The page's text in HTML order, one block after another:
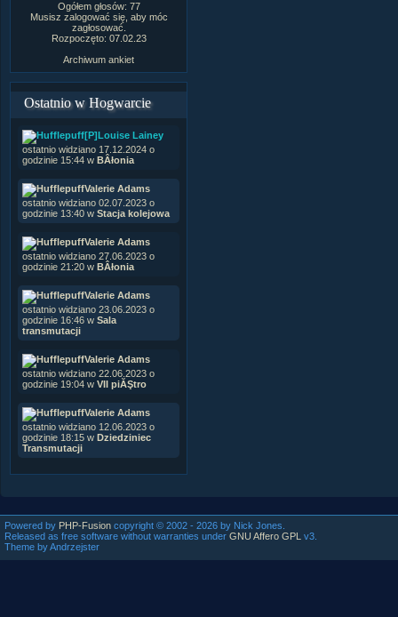
Ogółem głosów: 77
Musisz zalogować się, aby móc
zagłosować.
Rozpoczęto: 07.02.23
Archiwum ankiet
Ostatnio w Hogwarcie
[P]Louise Lainey
ostatnio widziano 17.12.2024 o
godzinie 15:44 w BÂłonia
Valerie Adams
ostatnio widziano 02.07.2023 o
godzinie 13:40 w Stacja kolejowa
Valerie Adams
ostatnio widziano 27.06.2023 o
godzinie 21:20 w BÂłonia
Valerie Adams
ostatnio widziano 23.06.2023 o
godzinie 16:46 w Sala
transmutacji
Valerie Adams
ostatnio widziano 22.06.2023 o
godzinie 19:04 w VII piĂŞtro
Valerie Adams
ostatnio widziano 12.06.2023 o
godzinie 18:15 w Dziedziniec
Transmutacji
Powered by PHP-Fusion copyright © 2002 - 2026 by Nick Jones.
Released as free software without warranties under GNU Affero GPL
v3.
Theme by Andrzejster